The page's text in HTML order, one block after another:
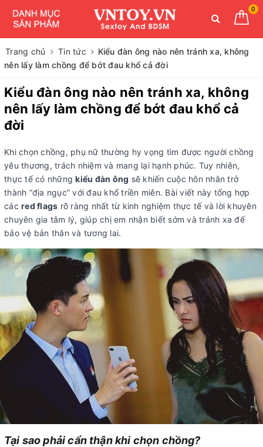
0
Trang chủ Tin tức
Kiểu đàn ông nào nên tránh xa, không
nên lấy làm chồng để bớt đau khổ cả đời
Kiểu đàn ông nào nên tránh xa, không
nên lấy làm chồng để bớt đau khổ cả
đời
Khi chọn chồng, phụ nữ thường hy vọng tìm được người chồng
yêu thương, trách nhiệm và mang lại hạnh phúc. Tuy nhiên,
thực tế có nhữngkiểu đàn ông sẽ khiến cuộc hôn nhân trở
thành “địa ngục” với đau khổ triền miên. Bài viết này tổng hợp
các red flags rõ ràng nhất từ kinh nghiệm thực tế và lời khuyên
chuyên gia tâm lý, giúp chị em nhận biết sớm và tránh xa để
bảo vệ bản thân và tương lai.
Tại sao phải cẩn thận khi chọn chồng?